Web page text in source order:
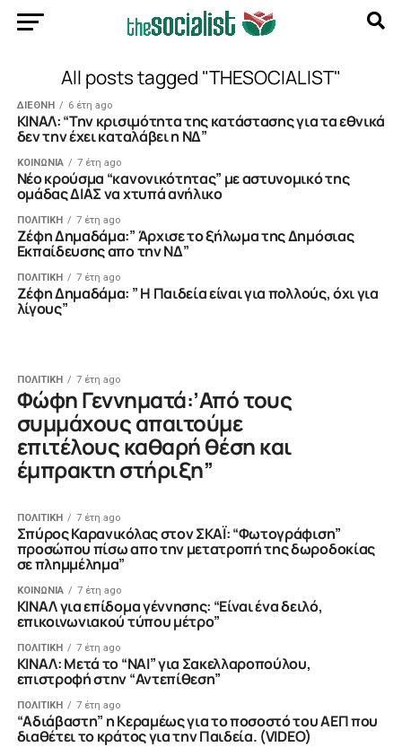
All posts tagged "THESOCIALIST"
ΔΙΕΘΝΗ 6 έτη ago
KINAΛ: “Την κρισιμότητα της κατάστασης για τα εθνικά
δεν την έχει καταλάβει η ΝΔ”
ΚΟΙΝΩΝΙΑ 7 έτη ago
Nέο κρούσμα “κανονικότητας” με αστυνομικό της
ομάδας ΔΙΑΣ να χτυπά ανήλικο
ΠΟΛΙΤΙΚΗ 7 έτη ago
Zέφη Δημαδάμα:” Άρχισε το ξήλωμα της Δημόσιας
Εκπαίδευσης απο την ΝΔ”
ΠΟΛΙΤΙΚΗ 7 έτη ago
Zέφη Δημαδάμα: ” Η Παιδεία είναι για πολλούς, όχι για
λίγους”
ΠΟΛΙΤΙΚΗ 7 έτη ago
Φώφη Γεννηματά:’Από τους
συμμάχους απαιτούμε
επιτέλους καθαρή θέση και
έμπρακτη στήριξη”
ΠΟΛΙΤΙΚΗ 7 έτη ago
Σπύρος Καρανικόλας στον ΣΚΑΪ: “Φωτογράφιση”
προσώπου πίσω απο την μετατροπή της δωροδοκίας
σε πλημμέλημα”
ΚΟΙΝΩΝΙΑ 7 έτη ago
ΚΙΝΑΛ για επίδομα γέννησης: “Είναι ένα δειλό,
επικοινωνιακού τύπου μέτρο”
ΠΟΛΙΤΙΚΗ 7 έτη ago
ΚΙΝΑΛ: Μετά το “ΝΑΙ” για Σακελλαροπούλου,
επιστροφή στην “Αντεπίθεση”
ΠΟΛΙΤΙΚΗ 7 έτη ago
“Αδιάβαστη” η Κεραμέως για το ποσοστό του ΑΕΠ που
διαθέτει το κράτος για την Παιδεία. (VIDEO)